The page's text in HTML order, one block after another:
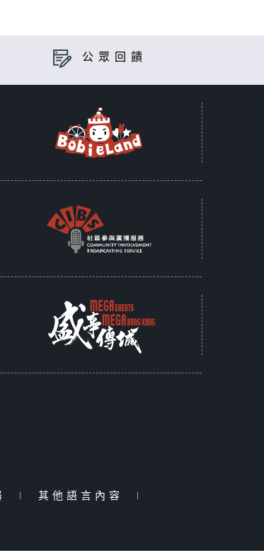
公眾回饋
| 其他語言內容 |